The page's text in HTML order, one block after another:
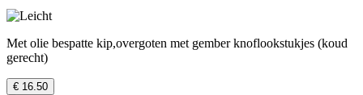
Met olie bespatte kip,overgoten met gember knoflookstukjes (koud
gerecht)
€ 16.50